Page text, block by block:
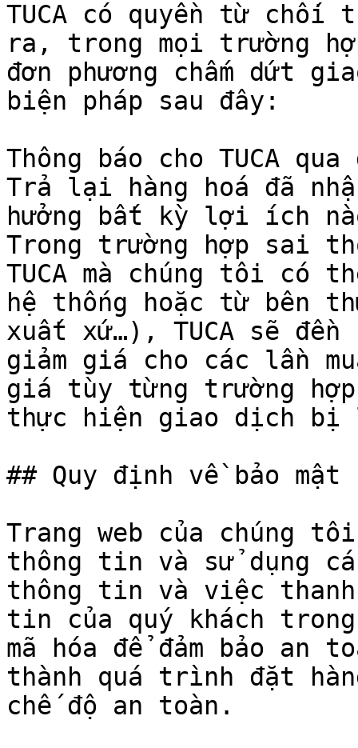
TUCA có quyền từ
ra, trong mọi trường
đơn phương chấm dứt
biện pháp sau đây:
Thông báo cho TUCA
Trả lại hàng hoá đã
hưởng bất kỳ lợi ích
Trong trường hợp sai
TUCA mà chúng tôi có
hệ thống hoặc từ bên
xuất xứ…), TUCA sẽ đền
giảm giá cho các lần
giá tùy từng trường
thực hiện giao dịch
## Quy định về bảo mật
Trang web của chúng
thông tin và sử dụng
thông tin và việc thanh
tin của quý khách
mã hóa để đảm bảo an
thành quá trình đặt
chế độ an toàn.